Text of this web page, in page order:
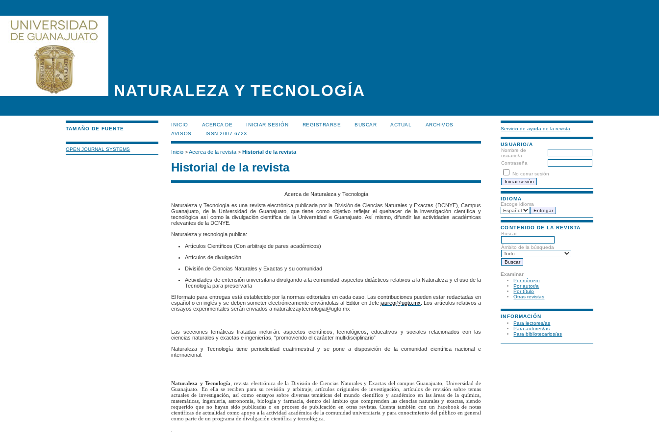
NATURALEZA Y TECNOLOGÍA
TAMAÑO DE FUENTE
OPEN JOURNAL SYSTEMS
Servicio de ayuda de la revista
USUARIO/A
Nombre de
usuario/a
Contraseña
No cerrar sesión
IDIOMA
Escoge idioma
CONTENIDO DE LA REVISTA
Buscar
Ámbito de la búsqueda
Examinar
Por número
Por autor/a
Por título
Otras revistas
INFORMACIÓN
Para lectores/as
Para autores/as
Para bibliotecarios/as
INICIO ACERCA DE INICIAR SESIÓN REGISTRARSE BUSCAR ACTUAL
ARCHIVOS
AVISOS
ISSN:2007-672X
Inicio >Acerca de la revista >Historial de la revista
Historial de la revista
Acerca de Naturaleza y Tecnología
Naturaleza y Tecnología es una revista electrónica publicada por la División de Ciencias Naturales y Exactas (DCNYE), Campus
Guanajuato, de la Universidad de Guanajuato, que tiene como objetivo reflejar el quehacer de la investigación científica y
tecnológica así como la divulgación científica de la Universidad e Guanajuato. Así mismo, difundir las actividades académicas
relevantes de la DCNYE.
Naturaleza y tecnología publica:
Artículos Científicos (Con arbitraje de pares académicos)
Artículos de divulgación
División de Ciencias Naturales y Exactas y su comunidad
Actividades de extensión universitaria divulgando a la comunidad aspectos didácticos relativos a la Naturaleza y el uso de la
Tecnología para preservarla
El formato para entregas está establecido por la normas editoriales en cada caso. Las contribuciones pueden estar redactadas en
español o en inglés y se deben someter electrónicamente enviándolas al Editor en Jefejauregi@ugto.mx
. Los artículos relativos a
ensayos experimentales serán enviados a naturalezaytecnologia@ugto.mx
Las secciones temáticas tratadas incluirán: aspectos científicos, tecnológicos, educativos y sociales relacionados con las
ciencias naturales y exactas e ingenierías, “promoviendo el carácter multidisciplinario”
Naturaleza y Tecnología tiene periodicidad cuatrimestral y se pone a disposición de la comunidad científica nacional e
internacional.
Naturaleza y Tecnología , revista electrónica de la División de Ciencias Naturales y Exactas del campus Guanajuato, Universidad de
Guanajuato. En ella se reciben para su revisión y arbitraje, artículos originales de investigación, artículos de revisión sobre temas
actuales de investigación, así como ensayos sobre diversas temáticas del mundo científico y académico en las áreas de la química,
matemáticas, ingeniería, astronomía, biología y farmacia, dentro del ámbito que comprenden las ciencias naturales y exactas, siendo
requerido que no hayan sido publicadas o en proceso de publicación en otras revistas. Cuenta también con un Facebook de notas
científicas de actualidad como apoyo a la actividad académica de la comunidad universitaria y para conocimiento del público en general
como parte de un programa de divulgación científica y tecnológica.
.